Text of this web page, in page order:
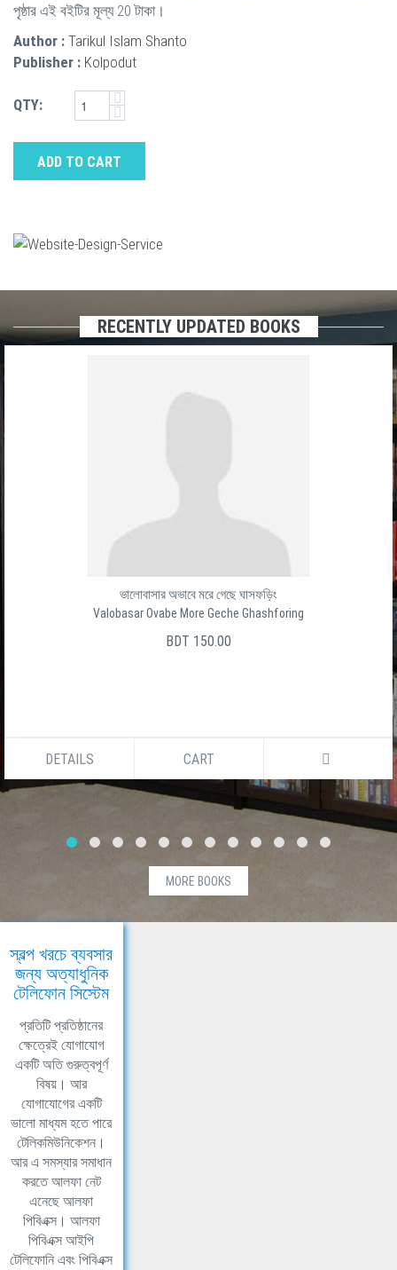
পৃষ্ঠার এই বইটির মূল্য 20 টাকা।
Author : Tarikul Islam Shanto
Publisher : Kolpodut
QTY:
ADD TO CART
RECENTLY UPDATED BOOKS
ভালোবাসার অভাবে মরে গেছে ঘাসফড়িং
Valobasar Ovabe More Geche Ghashforing
BDT 150.00
DETAILS CART
MORE BOOKS
স্বল্প খরচে ব্যবসার
জন্য অত্যাধুনিক
টেলিফোন সিস্টেম
প্রতিটি প্রতিষ্ঠানের
ক্ষেত্রেই যোগাযোগ
একটি অতি গুরুত্বপূর্ণ
বিষয়। আর
যোগাযোগের একটি
ভালো মাধ্যম হতে পারে
টেলিকমিউনিকেশন।
আর এ সমস্যার সমাধান
করতে আলফা নেট
এনেছে আলফা
পিবিএক্স। আলফা
পিবিএক্স আইপি
টেলিফোনি এবং পিবিএক্স